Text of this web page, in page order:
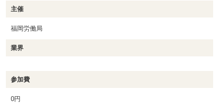
主催
福岡労働局
業界
参加費
0円